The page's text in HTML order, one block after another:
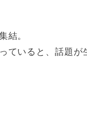
結。
ていると、話題が